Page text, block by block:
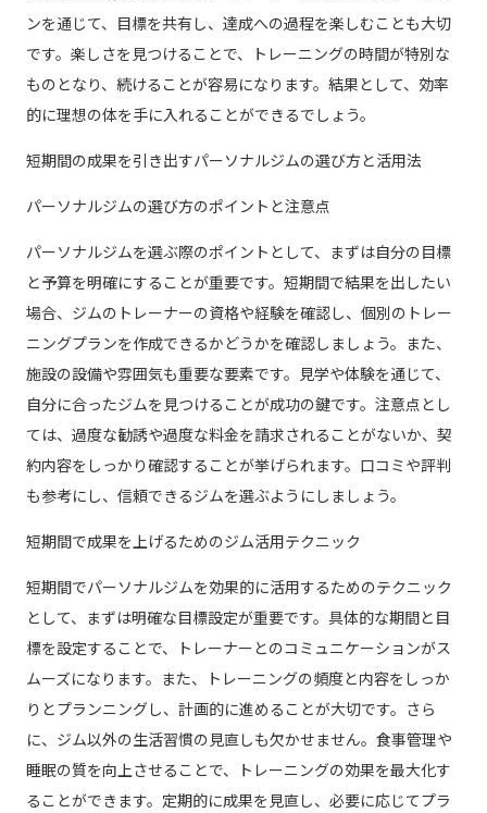
ンを通じて、目標を共有し、達成への過程を楽しむことも大切
です。楽しさを見つけることで、トレーニングの時間が特別な
ものとなり、続けることが容易になります。結果として、効率
的に理想の体を手に入れることができるでしょう。
短期間の成果を引き出すパーソナルジムの選び方と活用法
パーソナルジムの選び方のポイントと注意点
パーソナルジムを選ぶ際のポイントとして、まずは自分の目標
と予算を明確にすることが重要です。短期間で結果を出したい
場合、ジムのトレーナーの資格や経験を確認し、個別のトレー
ニングプランを作成できるかどうかを確認しましょう。また、
施設の設備や雰囲気も重要な要素です。見学や体験を通じて、
自分に合ったジムを見つけることが成功の鍵です。注意点とし
ては、過度な勧誘や過度な料金を請求されることがないか、契
約内容をしっかり確認することが挙げられます。口コミや評判
も参考にし、信頼できるジムを選ぶようにしましょう。
短期間で成果を上げるためのジム活用テクニック
短期間でパーソナルジムを効果的に活用するためのテクニック
として、まずは明確な目標設定が重要です。具体的な期間と目
標を設定することで、トレーナーとのコミュニケーションがス
ムーズになります。また、トレーニングの頻度と内容をしっか
りとプランニングし、計画的に進めることが大切です。さら
に、ジム以外の生活習慣の見直しも欠かせません。食事管理や
睡眠の質を向上させることで、トレーニングの効果を最大化す
ることができます。定期的に成果を見直し、必要に応じてプラ